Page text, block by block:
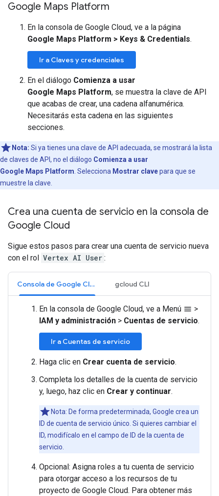
Google Maps Platform
En la consola de Google Cloud, ve a la página
Google Maps Platform > Keys & Credentials.
Ir a Claves y credenciales
En el diálogo Comienza a usar
Google Maps Platform, se muestra la clave de API
que acabas de crear, una cadena alfanumérica.
Necesitarás esta cadena en las siguientes
secciones.
Nota: Si ya tienes una clave de API adecuada, se mostrará la lista
de claves de API, no el diálogo Comienza a usar
Google Maps Platform. Selecciona Mostrar clavepara que se
muestre la clave.
Crea una cuenta de servicio en la consola de
Google Cloud
Sigue estos pasos para crear una cuenta de servicio nueva
con el rol
Vertex AI User :
Consola de Google Cloud gcloud CLI
En la consola de Google Cloud, ve a Menú menu >
IAM y administración > Cuentas de servicio.
Ir a Cuentas de servicio
Haga clic en Crear cuenta de servicio.
Completa los detalles de la cuenta de servicio
y, luego, haz clic en Crear y continuar.
Nota: De forma predeterminada, Google crea un
ID de cuenta de servicio único. Si quieres cambiar el
ID, modifícalo en el campo de ID de la cuenta de
servicio.
Opcional: Asigna roles a tu cuenta de servicio
para otorgar acceso a los recursos de tu
proyecto de Google Cloud. Para obtener más